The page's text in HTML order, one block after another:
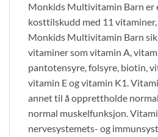
Monkids Multivitamin Barn er
kosttilskudd med 11
Monkids Multivitamin Barn
vitaminer som vitamin A,
pantotensyre, folsyre, biotin,
vitamin E og vitamin K1.
annet til å opprettholde
normal muskelfunksjon.
nervesystemets- og